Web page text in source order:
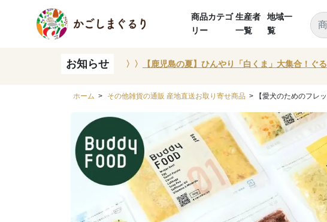
商品カテゴ
リー
生産者
一覧
地域一
覧
お知らせ 〉〉 【鹿児島の夏】ひんやり「白くま」大集合！ぐ
ホーム > その他雑貨の通販 産地直送お取り寄せ商品 > 【愛犬のためのフレ